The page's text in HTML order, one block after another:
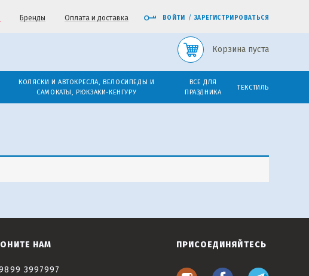
Бренды Оплата и доставка ВОЙТИ / ЗАРЕГИСТРИРОВАТЬСЯ
Корзина пуста
КОЛЯСКИ И АВТОКРЕСЛА, ВЕЛОСИПЕДЫ И
САМОКАТЫ, РЮКЗАКИ-КЕНГУРУ
ВСЕ ДЛЯ
ПРАЗДНИКА
ТЕКСТИЛЬ
НАМ
3997997
ПРИСОЕДИНЯЙТЕСЬ